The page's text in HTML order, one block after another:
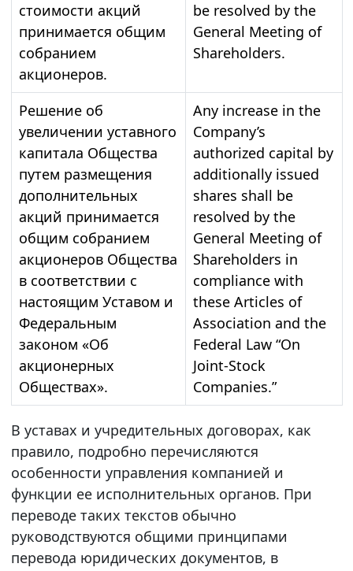
стоимости акций
принимается общим
собранием
акционеров.
be resolved by the
General Meeting of
Shareholders.
Решение об
увеличении уставного
капитала Общества
путем размещения
дополнительных
акций принимается
общим собранием
акционеров Общества
в соответствии с
настоящим Уставом и
Федеральным
законом «Об
акционерных
Обществах».
Any increase in the
Company’s
authorized capital by
additionally issued
shares shall be
resolved by the
General Meeting of
Shareholders in
compliance with
these Articles of
Association and the
Federal Law “On
Joint-Stock
Companies.”
В уставах и учредительных договорах, как
правило, подробно перечисляются
особенности управления компанией и
функции ее исполнительных органов. При
переводе таких текстов обычно
руководствуются общими принципами
перевода юридических документов, в